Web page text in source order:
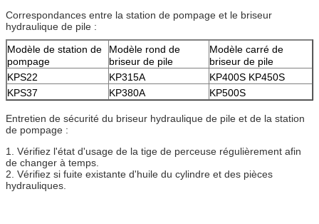
Correspondances entre la station de pompage et le briseur
hydraulique de pile :
Modèle de station de
pompage
Modèle rond de
briseur de pile
Modèle carré de
briseur de pile
KPS22
KP315A
KP400S KP450S
KPS37
KP380A KP500S
Entretien de sécurité du briseur hydraulique de pile et de la station
de pompage :
1. Vérifiez l'état d'usage de la tige de perceuse régulièrement afin
de changer à temps.
2. Vérifiez si fuite existante d'huile du cylindre et des pièces
hydrauliques.